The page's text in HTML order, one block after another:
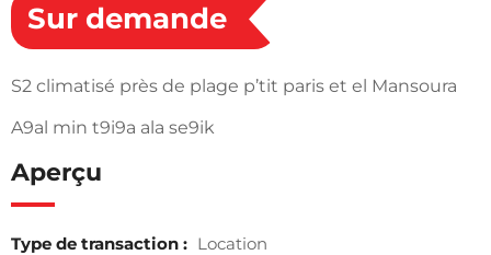
Sur demande
S2 climatisé près de plage p’tit paris et el Mansoura
A9al min t9i9a ala se9ik
Aperçu
Type de transaction : Location